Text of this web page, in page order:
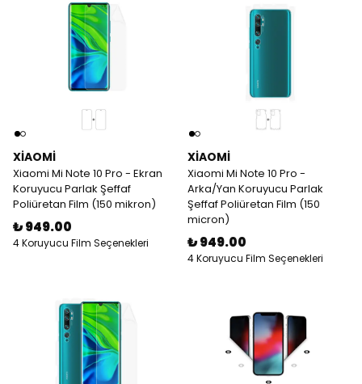
XIAOMI
Xiaomi Mi Note 10 Pro - Ekran
Koruyucu Parlak Şeffaf
Poliüretan Film (150 mikron)
₺ 949.00
4 Koruyucu Film Seçenekleri
XIAOMI
Xiaomi Mi Note 10 Pro -
Arka/Yan Koruyucu Parlak
Şeffaf Poliüretan Film (150
micron)
₺ 949.00
4 Koruyucu Film Seçenekleri